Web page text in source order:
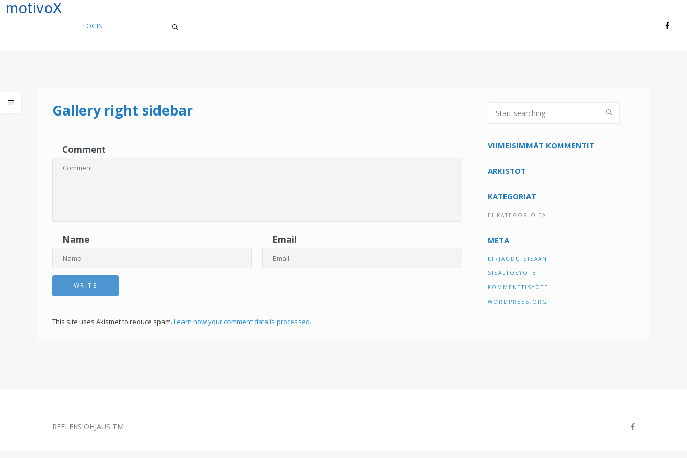
motivoX
LOGIN
Gallery right sidebar
Comment
Name Email
This site uses Akismet to reduce spam. Learn how your comment data is processed.
VIIMEISIMMÄT KOMMENTIT
ARKISTOT
KATEGORIAT
EI KATEGORIOITA
META
KIRJAUDU SISÄÄN
SISÄLTÖSYÖTE
KOMMENTTISYÖTE
WORDPRESS.ORG
REFLEKSIOHJAUS TM